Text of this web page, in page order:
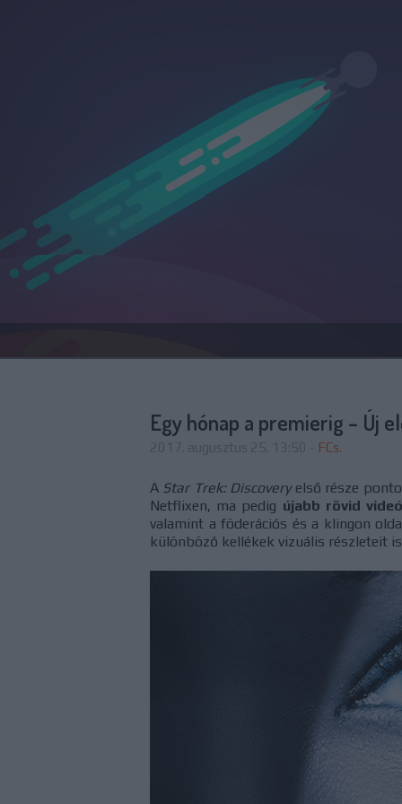
Egy hónap a premierig – Új
FCs.
A Star Trek: Discoveryelső része
Netflixen, ma pedig újabb rövid
valamint a föderációs és a klingon
különböző kellékek vizuális részleteit